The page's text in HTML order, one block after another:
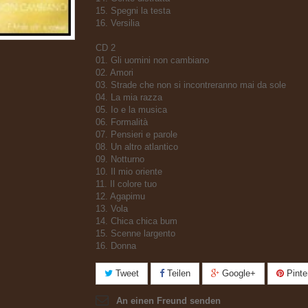
15. Spegni la testa
16. Versilia
CD 2
01. Gli uomini non cambiano
02. Amori
03. Strade che non si incontreranno mai da sole
04. La mia razza
05. Io e la musica
06. Formalità
07. Pensieri e parole
08. Un altro atlantico
09. Notturno
10. Il mio oriente
11. Il colore tuo
12. Agapimu
13. Vola
14. Chica chica bum
15. Scenne largento
16. Donna
Tweet Teilen Google+
An einen Freund senden